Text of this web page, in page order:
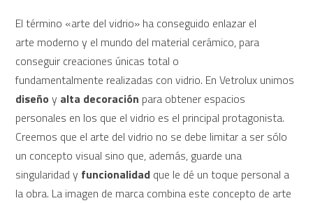
El término «arte del vidrio» ha conseguido enlazar el
arte moderno y el mundo del material cerámico, para
conseguir creaciones únicas total o
fundamentalmente realizadas con vidrio. En Vetrolux unimos
diseño y alta decoración para obtener espacios
personales en los que el vidrio es el principal protagonista.
Creemos que el arte del vidrio no se debe limitar a ser sólo
un concepto visual sino que, además, guarde una
singularidad y funcionalidad que le dé un toque personal a
la obra. La imagen de marca combina este concepto de arte